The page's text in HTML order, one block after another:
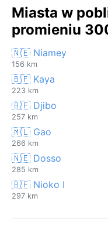
Miasta w
promieniu
🇳🇪 Niamey
156 km
🇧🇫 Kaya
223 km
🇧🇫 Djibo
257 km
🇲🇱 Gao
266 km
🇳🇪 Dosso
285 km
🇧🇫 Nioko I
297 km